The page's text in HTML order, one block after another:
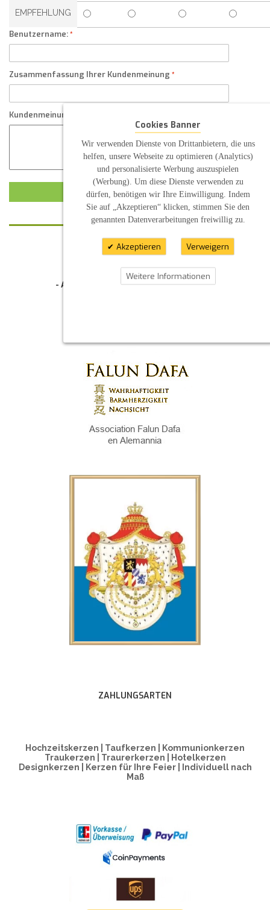
EMPFEHLUNG
Benutzername:
Zusammenfassung Ihrer Kundenmeinung
Kundenmeinung
KUNDENMEINUNG ABSCHICKEN
KONTAKT
INFORMATION
- Allgemeine Geschäftsbedingung (AGB)
ZAHLUNGSARTEN
Hochzeitskerzen | Taufkerzen | Kommunionkerzen
Traukerzen | Traurerkerzen | Hotelkerzen
Designkerzen | Kerzen für Ihre Feier | Individuell nach
Maß
Cookies Banner
Wir verwenden Dienste von Drittanbietern, die uns
helfen, unsere Webseite zu optimieren (Analytics)
und personalisierte Werbung auszuspielen
(Werbung). Um diese Dienste verwenden zu
dürfen, benötigen wir Ihre Einwilligung. Indem
Sie auf „Akzeptieren“ klicken, stimmen Sie den
genannten Datenverarbeitungen freiwillig zu.
Akzeptieren Verweigern
Weitere Informationen